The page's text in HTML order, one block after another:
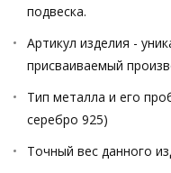
подвеска.
Артикул изделия -
присваиваемый
Тип металла и его
серебро 925)
Точный вес данного